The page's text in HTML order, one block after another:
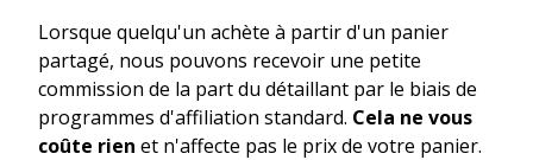
Lorsque quelqu'un achète à partir d'un panier
partagé, nous pouvons recevoir une petite
commission de la part du détaillant par le biais de
programmes d'affiliation standard. Cela ne vous
coûte rien et n'affecte pas le prix de votre panier.